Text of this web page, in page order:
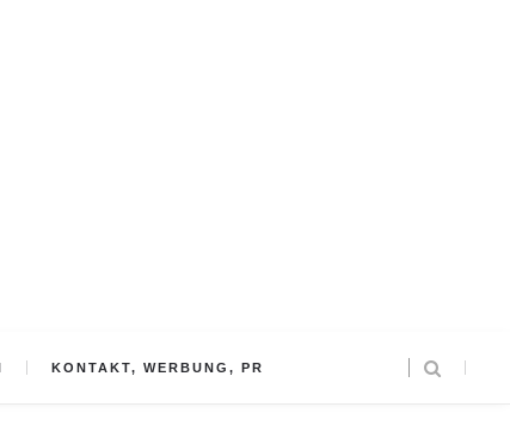
KONTAKT, WERBUNG, PR